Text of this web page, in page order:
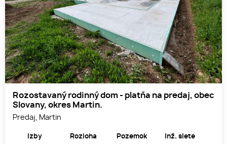
Rozostavaný rodinný dom - platňa na predaj, obec
Slovany, okres Martin.
Predaj, Martin
Izby
Rozloha
Pozemok
Inž. siete